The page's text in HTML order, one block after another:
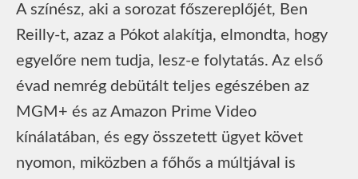
A színész, aki a sorozat főszereplőjét, Ben
Reilly-t, azaz a Pókot alakítja, elmondta, hogy
egyelőre nem tudja, lesz-e folytatás. Az első
évad nemrég debütált teljes egészében az
MGM+ és az Amazon Prime Video
kínálatában, és egy összetett ügyet követ
nyomon, miközben a főhős a múltjával is